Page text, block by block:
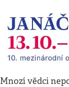
Mnozí vědci